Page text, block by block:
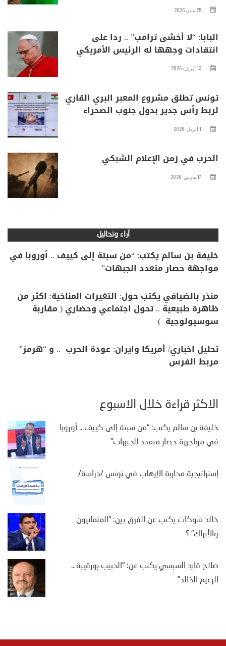
25 مايو، 2026
البابا: “لا أخشى ترامب” .. ردا على
انتقادات وجهها له الرئيس الأمريكي
13 أبريل، 2026
تونس تطلق مشروع المعبر البري القاري
لربط رأس جدير بدول جنوب الصحراء
1 أبريل، 2026
الحرب في زمن الإعلام الشبكي
17 مارس، 2026
آراء وتحاليل
خليفة بن سالم يكتب: “من سبتة إلى كييف .. أوروبا في
مواجهة حصار متعدد الجبهات”
منذر بالضيافي يكتب حول: التغيرات المناخية: اكثر من
ظاهرة طبيعية .. تحول اجتماعي وحضاري ( مقاربة
سوسيولوجية )
تحليل اخباري/ أمريكا وايران: عودة الحرب .. و “هرمز”
مربط الفرس
الأكثر قراءة خلال الأسبوع
خليفة بن سالم يكتب: “من سبتة إلى كييف .. أوروبا
في مواجهة حصار متعدد الجبهات”
إستراتيجية محاربة الإرهاب في تونس /دراسة/
خالد شوكات يكتب عن الفرق بين: “العثمانيون
والأتراك” ؟
صلاح قايد السبسي يكتب عن: “الحبيب بورقيبة ..
الزعيم الخالد”